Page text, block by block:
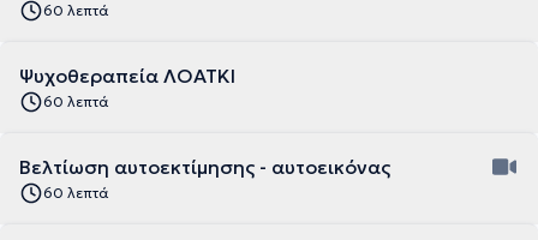
60 λεπτά
Ψυχοθεραπεία ΛΟΑΤΚΙ
60 λεπτά
Βελτίωση αυτοεκτίμησης - αυτοεικόνας
60 λεπτά